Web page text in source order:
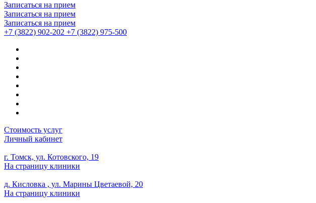
Записаться на прием
Записаться на прием
Записаться на прием
+7 (3822) 902-202 +7 (3822) 975-500
Стоимость услуг
Личный кабинет
г. Томск, ул. Котовского, 19
На страницу клиники
д. Кисловка , ул. Марины Цветаевой, 20
На страницу клиники